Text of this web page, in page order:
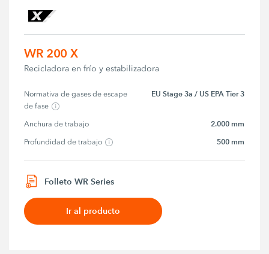
WR 200 X
Recicladora en frío y estabilizadora
Normativa de gases de escape
de fase
EU Stage 3a / US EPA Tier 3
Anchura de trabajo 2.000 mm
Profundidad de trabajo 500 mm
Folleto WR Series
Ir al producto